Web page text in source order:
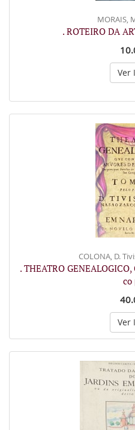
MORAIS,
. ROTEIRO DA
Ver
COLONA, D.
. THEATRO
co
Ver